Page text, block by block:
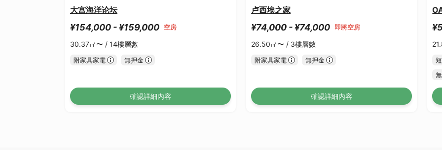
大宫海洋论坛
¥154,000 - ¥159,000 空房
30.37㎡〜 / 14樓層數
附家具家電 無押金
確認詳細內容
卢西埃之家
¥74,000 - ¥74,000 即將空房
26.50㎡〜 / 3樓層數
附家具家電 無押金
確認詳細內容